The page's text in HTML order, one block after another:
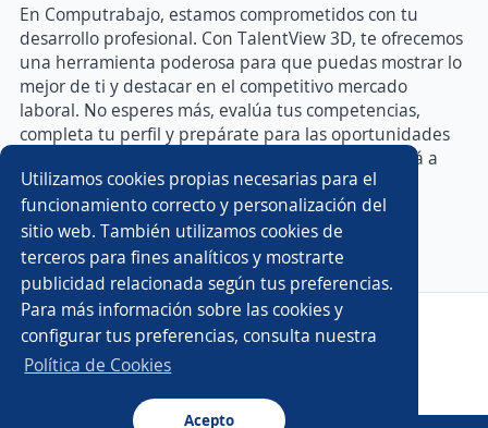
Utilizamos cookies propias necesarias para el
funcionamiento correcto y personalización del
sitio web. También utilizamos cookies de
terceros para fines analíticos y mostrarte
publicidad relacionada según tus preferencias.
Para más información sobre las cookies y
configurar tus preferencias, consulta nuestra
Política de Cookies
Acepto
En Computrabajo, estamos comprometidos con tu
desarrollo profesional. Con TalentView 3D, te ofrecemos
una herramienta poderosa para que puedas mostrar lo
mejor de ti y destacar en el competitivo mercado
laboral. No esperes más, evalúa tus competencias,
completa tu perfil y prepárate para las oportunidades
que te esperan. ¡El trabajo que encaja contigo está a
solo un paso de distancia!
Copyright 2014 - 2026 DGNET LTD.
Aviso legal / Privacidad